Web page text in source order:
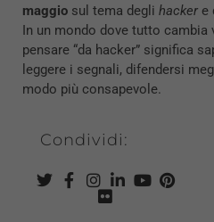
maggio sul tema degli hacker e
In un mondo dove tutto cambia
pensare “da hacker” significa
leggere i segnali, difendersi
modo più consapevole.
Condividi: